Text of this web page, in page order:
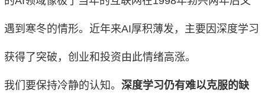
遇到寒冬的情形。近年来AI厚积薄发，主要因深度学习
获得了突破，创业和投资由此情绪高涨。
我们要保持冷静的认知。 深度学习仍有难以克服的缺